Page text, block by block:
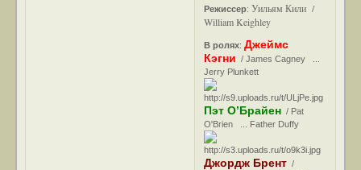
Режиссер:Уильям Кили /
William Keighley
В ролях:Джеймс
Кэгни / James Cagney ...
Jerry Plunkett
Пэт О’Брайен / Pat
O'Brien ... Father Duffy
Джордж Брент /